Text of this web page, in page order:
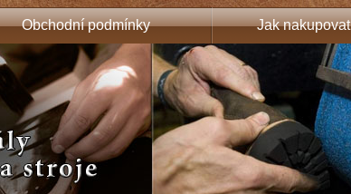
Obchodní podmínky Jak nakupovat